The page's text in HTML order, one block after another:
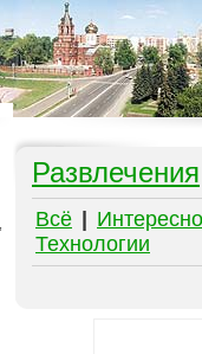
Развлечения
Всё
Интересно
Технологии